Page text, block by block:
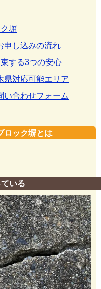
塀
申し込みの流れ
する3つの安心
県対応可能エリア
い合わせフォーム
ロック塀とは
いる